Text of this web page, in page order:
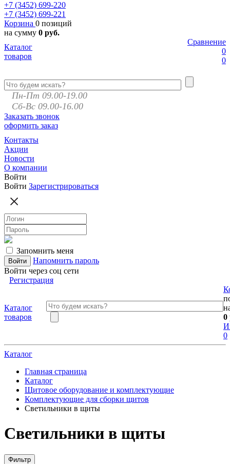
+7 (3452) 699-220
+7 (3452) 699-221
Корзина 0 позиций
на сумму 0 руб.
Сравнение
0
0
Каталог
товаров
Пн-Пт 09.00-19.00
Сб-Вс 09.00-16.00
Заказать звонок
оформить заказ
Контакты
Акции
Новости
О компании
Войти
Войти Зарегистрироваться
Запомнить меня
Напомнить пароль
Войти через соц сети
Регистрация
Каталог
товаров
0
0
Каталог
Главная страница
Каталог
Щитовое оборудование и комплектующие
Комплектующие для сборки щитов
Светильники в щиты
Светильники в щиты
Фильтр